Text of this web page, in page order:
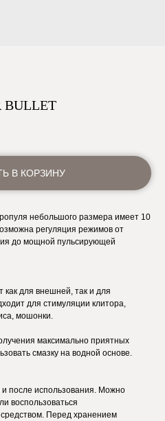
В КОРЗИНУ
небольшого размера имеет 10
регуляция режимов от
до мощной пульсирующей
как для внешней, так и для
для стимуляции клитора,
мошонки.
максимально приятных
смазку на водной основе.
после использования. Можно
воспользоваться
Перед хранением